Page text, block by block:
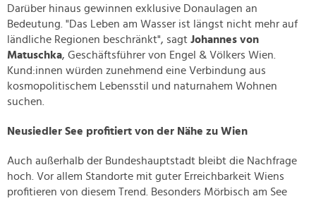
Darüber hinaus gewinnen exklusive Donaulagen an
Bedeutung. "Das Leben am Wasser ist längst nicht mehr auf
ländliche Regionen beschränkt", sagt Johannes von
Matuschka, Geschäftsführer von Engel & Völkers Wien.
Kund:innen würden zunehmend eine Verbindung aus
kosmopolitischem Lebensstil und naturnahem Wohnen
suchen.
Neusiedler See profitiert von der Nähe zu Wien
Auch außerhalb der Bundeshauptstadt bleibt die Nachfrage
hoch. Vor allem Standorte mit guter Erreichbarkeit Wiens
profitieren von diesem Trend. Besonders Mörbisch am See